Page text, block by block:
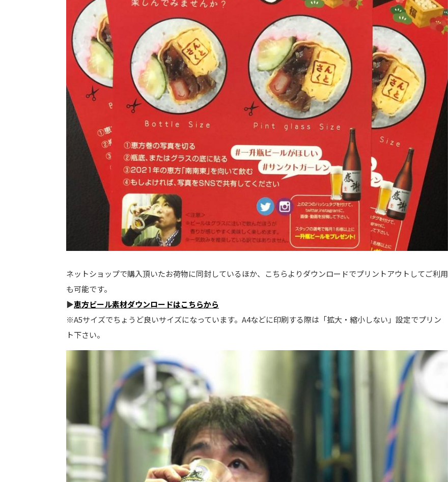
ネットショップで購入頂いたお荷物に同封しているほか、こちらよりダウンロードでプリントアウトしてご利用
も可能です。
▶恵方ビール素材ダウンロードはこちらから
※A5サイズでちょうど良いサイズになっています。A4などに印刷する際は「拡大・縮小しない」設定でプリン
ト下さい。